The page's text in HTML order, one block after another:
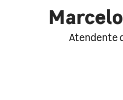
Atendente